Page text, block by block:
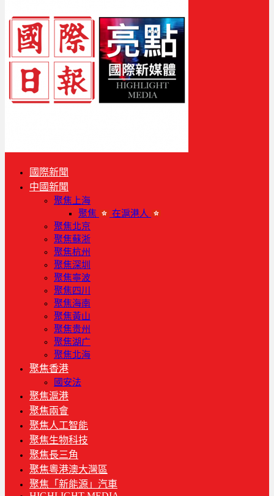
國際新聞
中國新聞
聚焦上海
聚焦
在滬港人
聚焦北京
聚焦蘇浙
聚焦杭州
聚焦深圳
聚焦寧波
聚焦四川
聚焦海南
聚焦黃山
聚焦贵州
聚焦湖广
聚焦北海
聚焦香港
國安法
聚焦滬港
聚焦兩會
聚焦人工智能
聚焦生物科技
聚焦長三角
聚焦粵港澳大灣區
聚焦「新能源」汽車